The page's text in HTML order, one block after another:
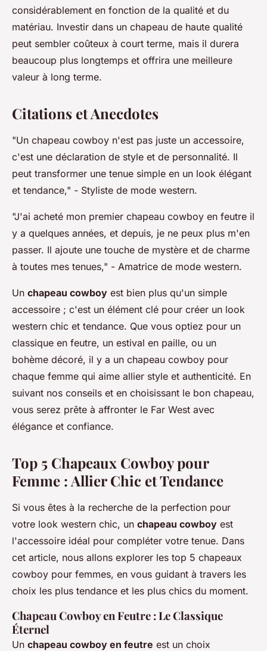
considérablement en fonction de la qualité et du
matériau. Investir dans un chapeau de haute qualité
peut sembler coûteux à court terme, mais il durera
beaucoup plus longtemps et offrira une meilleure
valeur à long terme.
Citations et Anecdotes
"Un chapeau cowboy n'est pas juste un accessoire,
c'est une déclaration de style et de personnalité. Il
peut transformer une tenue simple en un look élégant
et tendance," - Styliste de mode western.
"J'ai acheté mon premier chapeau cowboy en feutre il
y a quelques années, et depuis, je ne peux plus m'en
passer. Il ajoute une touche de mystère et de charme
à toutes mes tenues," - Amatrice de mode western.
Un chapeau cowboy est bien plus qu'un simple
accessoire ; c'est un élément clé pour créer un look
western chic et tendance. Que vous optiez pour un
classique en feutre, un estival en paille, ou un
bohème décoré, il y a un chapeau cowboy pour
chaque femme qui aime allier style et authenticité. En
suivant nos conseils et en choisissant le bon chapeau,
vous serez prête à affronter le Far West avec
élégance et confiance.
Top 5 Chapeaux Cowboy pour
Femme : Allier Chic et Tendance
Si vous êtes à la recherche de la perfection pour
votre look western chic, un chapeau cowboy est
l'accessoire idéal pour compléter votre tenue. Dans
cet article, nous allons explorer les top 5 chapeaux
cowboy pour femmes, en vous guidant à travers les
choix les plus tendance et les plus chics du moment.
Chapeau Cowboy en Feutre : Le Classique
Éternel
Un chapeau cowboy en feutre est un choix